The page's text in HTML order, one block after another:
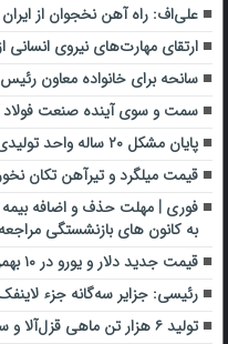
علی‌اف: راه‌ آهن نخجوان از
ارتقای مهارت‌های نیروی انسانی
سانحه برای خانواده معاون
سمت و سوی آینده صنعت فولاد
پایان مشکل ۲۰ ساله واحد تولیدی بم و بازگشت ۱۰۰۰ نیرو به کار
قیمت میلگرد و تیرآهن تکان
فوری | مهلت حذف و اضافه
به کانون‌ های بازنشستگی مراجعه
قیمت جدید دلار و یورو در ۱۰ بهمن / جدول نرخ ارز
رئیسی: جزایر سه‌گانه جزء
تولید ۶ هزار تن ماهی قزل‌آلا و سی‌باس در قفس تا پایان سال